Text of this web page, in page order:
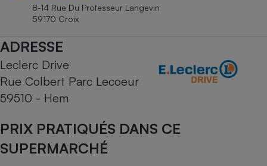
8-14 Rue Du Professeur Langevin
59170 Croix
ADRESSE
Leclerc Drive
Rue Colbert Parc Lecoeur
59510 - Hem
PRIX PRATIQUÉS DANS CE
SUPERMARCHÉ
Cafetière à expressos